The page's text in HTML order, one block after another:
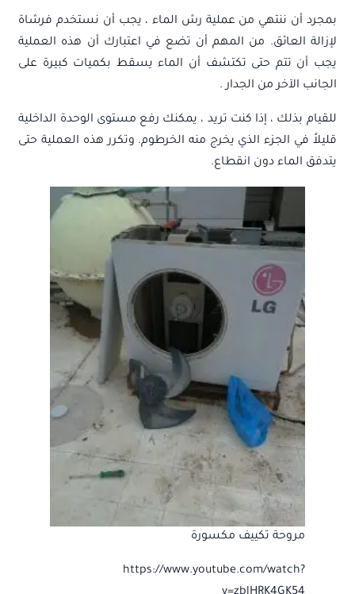
بمجرد أن ننتهي من عملية رش الماء ، يجب أن نستخدم فرشاة
لإزالة العائق. من المهم أن تضع في اعتبارك أن هذه العملية
يجب أن تتم حتى تكتشف أن الماء يسقط بكميات كبيرة على
الجانب الآخر من الجدار .
للقيام بذلك ، إذا كنت تريد ، يمكنك رفع مستوى الوحدة الداخلية
قليلاً في الجزء الذي يخرج منه الخرطوم. وتكرر هذه العملية حتى
يتدفق الماء دون انقطاع.
مروحة تكييف مكسورة
https://www.youtube.com/watch?